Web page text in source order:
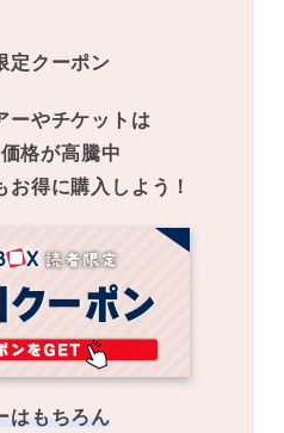
定クーポン
ーやチケットは
格が高騰中
得に購入しよう！
はもちろん